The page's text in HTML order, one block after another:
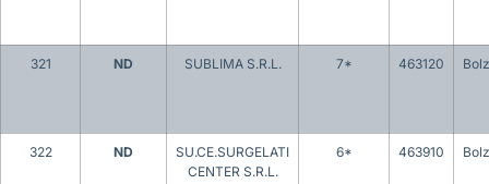
321 ND SUBLIMA S.R.L. 7* 463120
322 ND
SU.CE.SURGELATI
CENTER S.R.L.
6* 463910